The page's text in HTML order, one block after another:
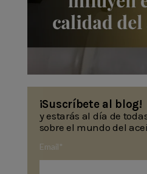
¡Suscríbete al blog!
y estarás al día de
sobre el mundo del
Email *